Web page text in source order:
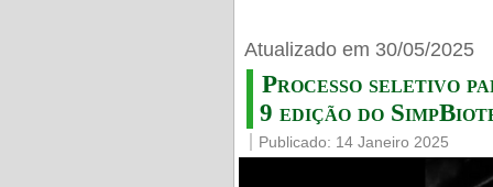
Atualizado em 30/05/2025
Processo seletivo
9 edição do
Publicado: 14 Janeiro 2025